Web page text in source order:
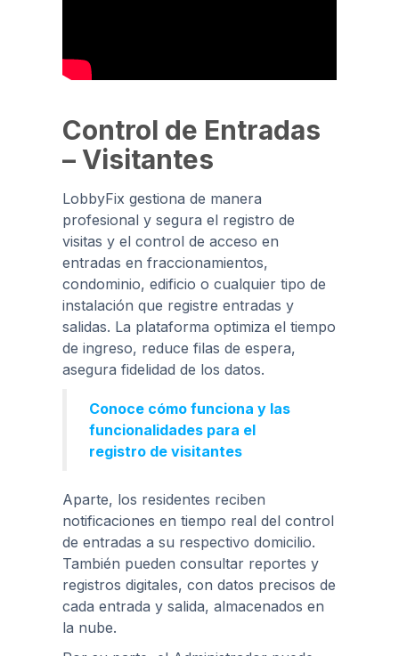
Control de Entradas
– Visitantes
LobbyFix gestiona de manera
profesional y segura el registro de
visitas y el control de acceso en
entradas en fraccionamientos,
condominio, edificio o cualquier tipo de
instalación que registre entradas y
salidas. La plataforma optimiza el tiempo
de ingreso, reduce filas de espera,
asegura fidelidad de los datos.
Conoce cómo funciona y las
funcionalidades para el
registro de visitantes
Aparte, los residentes reciben
notificaciones en tiempo real del control
de entradas a su respectivo domicilio.
También pueden consultar reportes y
registros digitales, con datos precisos de
cada entrada y salida, almacenados en
la nube.